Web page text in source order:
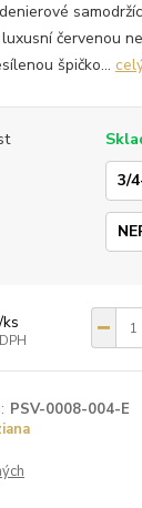
červenou
špičko...
ks
PSV-0008-004-E